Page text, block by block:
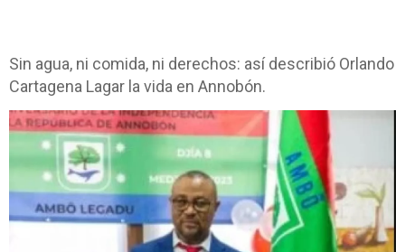
Sin agua, ni comida, ni derechos: así describió Orlando
Cartagena Lagar la vida en Annobón.